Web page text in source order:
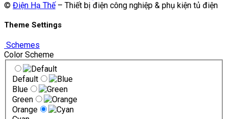
© Điện Hạ Thế– Thiết bị điện công nghiệp & phụ kiện tủ điện
Theme Settings
Schemes
Color Scheme
Default
Blue
Green
Orange